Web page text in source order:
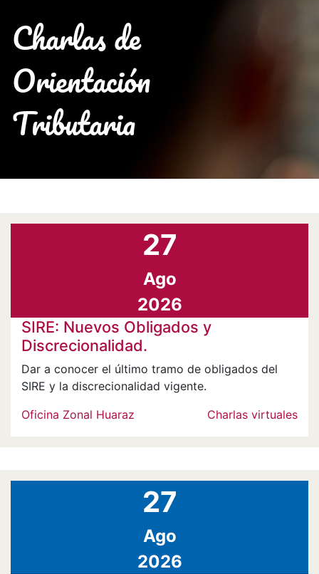
Charlas de
Orientación
Tributaria
27
Ago
2026
SIRE: Nuevos Obligados y
Discrecionalidad.
Dar a conocer el último tramo de obligados del
SIRE y la discrecionalidad vigente.
Oficina Zonal Huaraz
Charlas virtuales
27
Ago
2026